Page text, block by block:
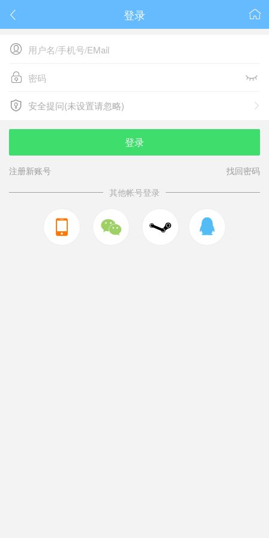
 
登录

 
 
安全提问(未设置请忽略)
安全提问(未设置请忽略)
登录
注册新账号
找回密码
其他帐号登录
  